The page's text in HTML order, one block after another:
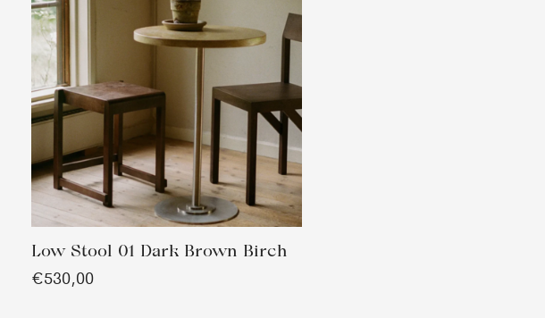
Low Stool 01 Dark Brown Birch
€530,00